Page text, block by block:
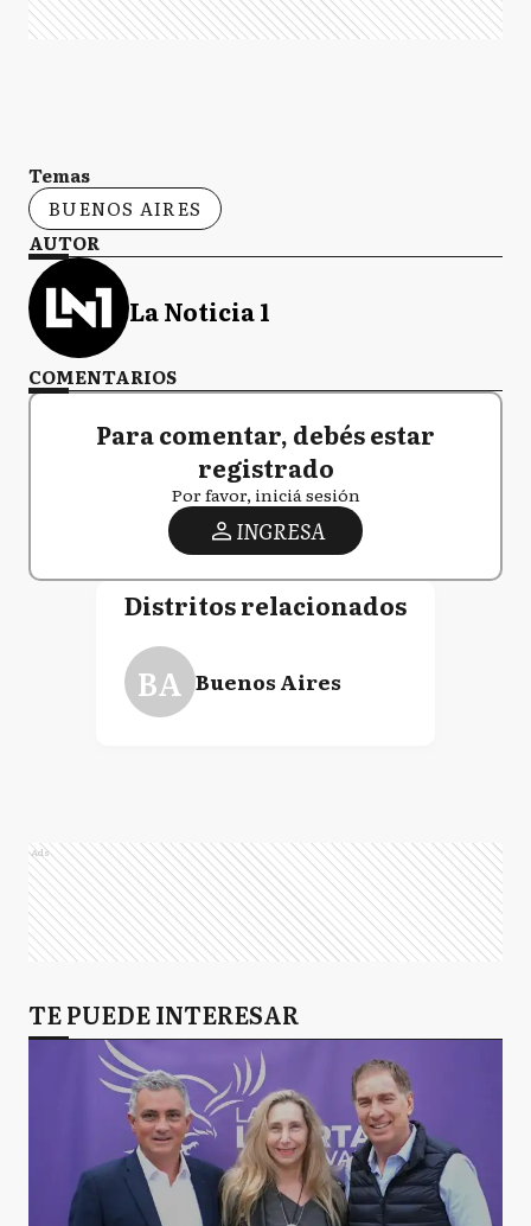
Temas
BUENOS AIRES
AUTOR
La Noticia 1
COMENTARIOS
Para comentar, debés estar
registrado
Por favor, iniciá sesión
INGRESA
Distritos relacionados
BA Buenos Aires
Ads
TE PUEDE INTERESAR